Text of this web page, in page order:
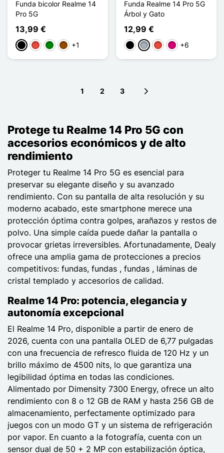
Funda bicolor Realme 14
Pro 5G
13,99 €
NegroRojoVerdeMarrón
+1
Funda Realme 14 Pro 5G
Árbol y Gato
12,99 €
Negro
Gris RojoMagenta
+6
1 2 3
Protege tu Realme 14 Pro 5G con
accesorios económicos y de alto
rendimiento
Proteger tu Realme 14 Pro 5G es esencial para
preservar su elegante diseño y su avanzado
rendimiento. Con su pantalla de alta resolución y su
moderno acabado, este smartphone merece una
protección óptima contra golpes, arañazos y restos de
polvo. Una simple caída puede dañar la pantalla o
provocar grietas irreversibles. Afortunadamente, Dealy
ofrece una amplia gama de protecciones a precios
competitivos: fundas, fundas , fundas , láminas de
cristal templado y accesorios de calidad.
Realme 14 Pro: potencia, elegancia y
autonomía excepcional
El Realme 14 Pro, disponible a partir de enero de
2026, cuenta con una pantalla OLED de 6,77 pulgadas
con una frecuencia de refresco fluida de 120 Hz y un
brillo máximo de 4500 nits, lo que garantiza una
legibilidad óptima en todas las condiciones.
Alimentado por Dimensity 7300 Energy, ofrece un alto
rendimiento con 8 o 12 GB de RAM y hasta 256 GB de
almacenamiento, perfectamente optimizado para
juegos con un modo GT y un sistema de refrigeración
por vapor. En cuanto a la fotografía, cuenta con un
sensor dual de 50 + 2 MP con estabilización óptica,